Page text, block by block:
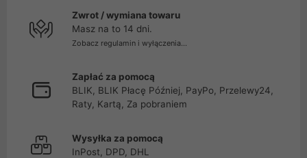
Zwrot / wymiana towaru
Masz na to 14 dni.
Zobacz regulamin i wyłączenia...
Zapłać za pomocą
BLIK, BLIK Płacę Później, PayPo, Przelewy24,
Raty, Kartą, Za pobraniem
Wysyłka za pomocą
InPost, DPD, DHL